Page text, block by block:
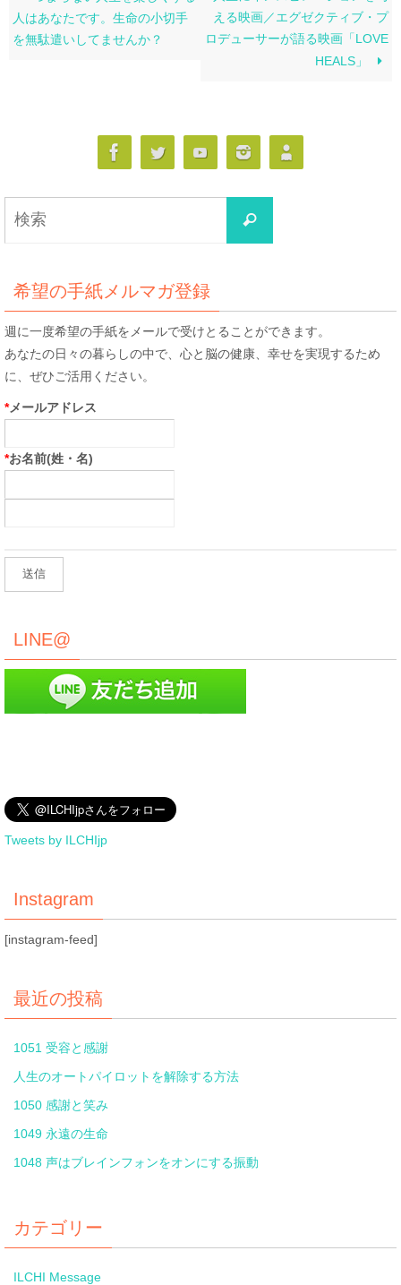
人はあなたです。生命の小切手
を無駄遣いしてませんか？
える映画／エグゼクティブ・プ
ロデューサーが語る映画「LOVE
HEALS」
検
索
希望の手紙メルマガ登録
週に一度希望の手紙をメールで受けとることができます。
あなたの日々の暮らしの中で、心と脳の健康、幸せを実現するため
に、ぜひご活用ください。
*メールアドレス
*お名前(姓・名)
LINE@
Tweets by ILCHIjp
Instagram
[instagram-feed]
最近の投稿
1051 受容と感謝
人生のオートパイロットを解除する方法
1050 感謝と笑み
1049 永遠の生命
1048 声はブレインフォンをオンにする振動
カテゴリー
ILCHI Message